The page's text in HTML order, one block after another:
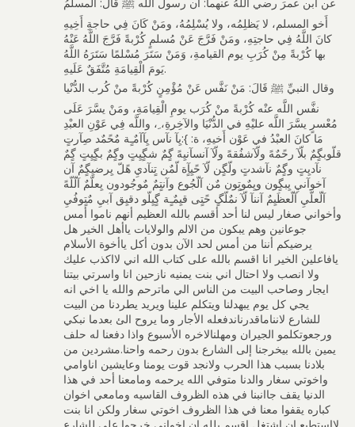
أَخو المسلم، لا يَظلِمُه، ولا يُسْلِمُهُ، ومَنْ كَانَ فِي حاجةِ أَخِيهِ
كانَ اللَّهُ فِي حاجتِهِ، ومَنْ فَرَّجَ عَنْ مُسلمٍ كُرْبةً فَرَّجَ اللَّهُ عَنْهُ
بها كُرْبةً مِنْ كُرَبِ يوم القيامةِ، وَمَنْ سَتَرَ مُسْلمًا سَتَرَهُ اللَّهُ
يَومَ الْقِيامَةِ مُتَّفَقٌ عَلَيهِ.
وقال النبيِّ ﷺ قَالَ: مَنْ نَفَّس عَنْ مُؤْمِنٍ كُرْبةً منْ كُرب الدُّنْيا
نفَّس اللَّه عنْه كُرْبةً منْ كُرَب يومِ الْقِيامَةِ، ومَنْ يسَّرَ عَلَى
مُعْسرٍ يسَّرَ اللَّه عليْهِ في الدُّنْيَا والآخِرةِ، ِ، واللَّه فِي عَوْنِ العبْدِ
مَا كانَ العبْدُ في عَوْن أَخيهِ، ة: }:يِآ نآس يِآآمٌـٍة مٌحًمٌد صِآرتٍ
قلّوبگٍمٌ بلّآ رحًمٌهً ولّآشفُقهً ولّآ آنسآنيِهً گٍمٌ شگٍيِتٍ وگٍمٌ بگٍيِتٍ گٍمٌ
نآديِتٍ وگٍمٌ نآشدتٍ ولّگٍن لّآ حًيِآٍة لّمٌن تٍنآديِ هًلّ يِرضيِگٍمٌ آن
آخوآنيِ يِبگٍون ويِمٌوتٍون مٌن آلّجُوع وآنتٍمٌ مٌوجُودون يِعلّمٌ آلّلّهً
آلّعلّيِ آلّعظَيِمٌ آننآ لّآ نمٌلّگٍ حًتٍى قيِمٌـٍة گٍيِلّو دقيِق آبيِ مٌتٍوفُيِ
ﻭﺃﺧﻮﺍﻧﻲ ﺻﻐﺎﺭ ﻟﻴﺲ ﻟﻨﺎ ﺃﺣﺪ ﺃﻗﺴﻢ ﺑﺎﻟﻠﻪ ﺍﻟﻌﻈﻴﻢ ﺃﻧﻬﻢ ﻧﺎﻣﻮﺍ ﺃﻣﺲ
ﺟﻮﻋﺎﻧﻴﻦ ﻭﻫﻢ ﻳﺒﻜﻮﻥ من الالم والولايات ﻳﺎﺃﻫﻞ ﺍﻟﺨﻴﺮ ﻫﻞ
ﻳﺮﺿﻴﻜﻢ ﺃﻧﻨﺎ ﻣﻦ ﺃﻣﺲ ﻟﺤﺪ ﺍﻵﻥ ﺑﺪﻭﻥ ﺃﻛﻞ ﻳﺎﺃﺧﻮﺓ الأسلام
يافاعلين الخير انا اقسم بالله على كتاب الله اني لااكذب عليك
ولا انصب ولا احتال اني بنت يمنيه نازحين انا واسرتي بيتنا
ايجار وصاحب البيت من الناس الي ماترحم والله يا اخي انه
يجي كل يوم يبهدلنا ويتكلم علينا ويريد يطردنا من البيت
للشارع لانناماقدرناندفعله الأجار وما يروح الئ بعدما نبكي
ورجعوتكلمو الجيران ومهلنالاخره الأسبوع واذا دفعنا له حلف
يمين بالله بيخرجنا إلى الشارع بدون رحمه واحنا.مشردين من
بلادنا بسبب هذا الحرب ولانجد قوت يومنا وعايشين اناوامي
واخوتي سغار والدنا متوفي الله يرحمه ومامعنا أحد في هذا
الدنيا يقف جاانبنا في هذه الظروف القاسيه ومامعي اخوان
كباره يقفوا معنا في هذا الظروف اخوتي سغار ولكن انا بنت